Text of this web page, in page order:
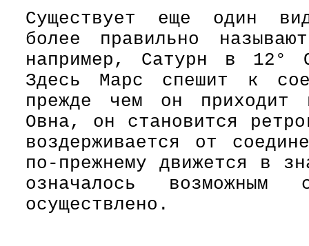
Существует еще один
более правильно
например, Сатурн в
Здесь Марс спешит к
прежде чем он
Овна, он становится
воздерживается от
по-прежнему движется в
означалось возможным
осуществлено.